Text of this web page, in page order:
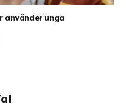
använder unga